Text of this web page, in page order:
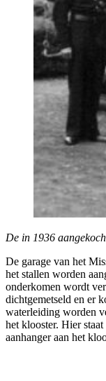
De in 1936
De garage van het
het stallen worden
onderkomen wordt
dichtgemetseld en er
waterleiding worden
het klooster. Hier
aanhanger aan het